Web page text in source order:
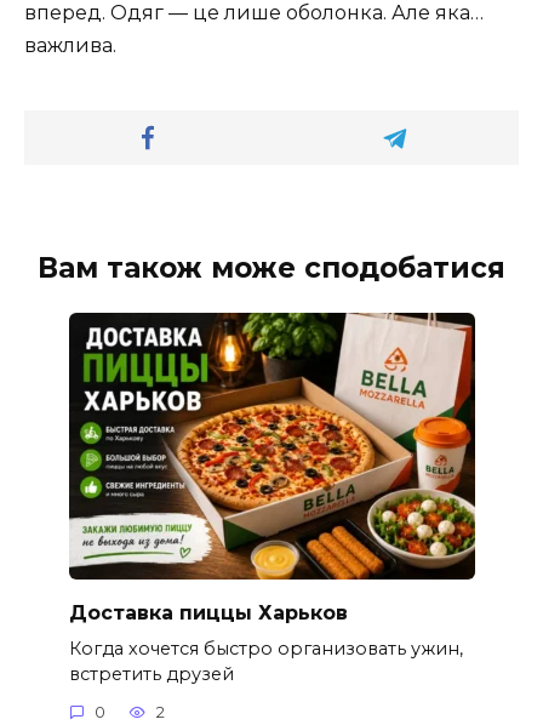
вперед. Одяг — це лише оболонка. Але яка…
важлива.
Вам також може сподобатися
Доставка пиццы Харьков
Когда хочется быстро организовать ужин,
встретить друзей
0 2